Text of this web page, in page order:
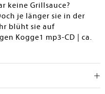
keine Grillsauce?
je länger sie in der
blüht sie auf
Kogge1 mp3-CD | ca.